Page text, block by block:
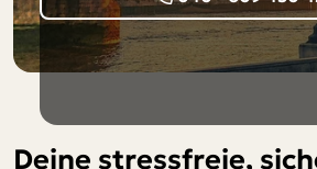
Deine stressfreie,